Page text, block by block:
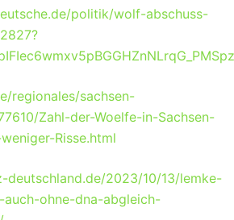
politik/wolf-abschuss-
regionales/sachsen-
Zahl-der-Woelfe-in-Sachsen-
Risse.html
2023/10/13/lemke-
ohne-dna-abgleich-